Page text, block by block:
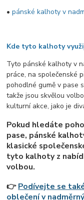
•pánské kalhoty v
Kde tyto kalhoty
Tyto pánské kalhoty v
práce, na společenské
pohodlné gumě v pase
takže jsou skvělou
kulturní akce, jako je
Pokud hledáte
pase, pánské
klasické
tyto kalhoty z
volbou.
👉Podívejte se
oblečení v